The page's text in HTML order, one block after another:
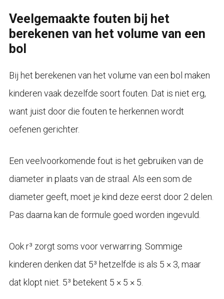
Veelgemaakte fouten bij het
berekenen van het volume van een
bol
Bij het berekenen van het volume van een bol maken
kinderen vaak dezelfde soort fouten. Dat is niet erg,
want juist door die fouten te herkennen wordt
oefenen gerichter.
Een veelvoorkomende fout is het gebruiken van de
diameter in plaats van de straal. Als een som de
diameter geeft, moet je kind deze eerst door 2 delen.
Pas daarna kan de formule goed worden ingevuld.
Ook r³ zorgt soms voor verwarring. Sommige
kinderen denken dat 5³ hetzelfde is als 5 × 3, maar
dat klopt niet. 5³ betekent 5 × 5 × 5.